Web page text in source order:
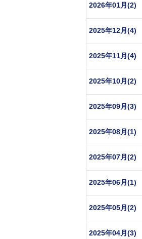
2026年01月(2)
2025年12月(4)
2025年11月(4)
2025年10月(2)
2025年09月(3)
2025年08月(1)
2025年07月(2)
2025年06月(1)
2025年05月(2)
2025年04月(3)